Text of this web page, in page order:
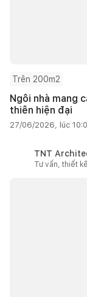
Trên 200m2
Ngôi nhà mang
thiên hiện đại
27/06/2026, lúc
TNT
Tư vấn, thiết